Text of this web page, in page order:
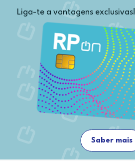
Liga-te a vantagens exclusivas!
Saber mais